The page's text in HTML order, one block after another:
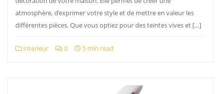
atmosphère, d’exprimer votre style et de mettre en valeur les
différentes pièces. Que vous optiez pour des teintes vives et […]
interieur 0 5 min read